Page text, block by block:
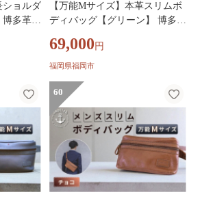
ショルダ
博多革工
【万能Mサイズ】本革スリムボ
ディバッグ【グリーン】 博多革
69,000 円
福岡県福岡市
60